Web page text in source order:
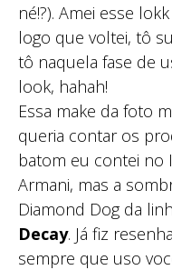
né!?). Amei esse
logo que voltei, tô
tô naquela fase de
look, hahah!
Essa make da foto
queria contar os
batom eu contei no
Armani, mas a
Diamond Dog da
Decay. Já fiz
sempre que uso